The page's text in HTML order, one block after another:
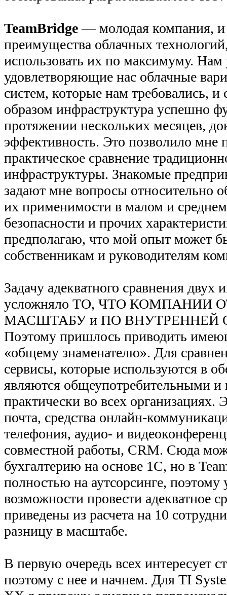
TeamBridge— молодая компания, и
преимущества облачных
использовать их по максимуму. Нам
удовлетворяющие нас облачные
систем, которые нам требовались, и
образом инфраструктура успешно
протяжении нескольких месяцев,
эффективность. Это позволило мне
практическое сравнение
инфраструктуры. Знакомые
задают мне вопросы относительно
их применимости в малом и
безопасности и прочих
предполагаю, что мой опыт может
собственникам и руководителям
Задачу адекватного сравнения двух
усложняло ТО, ЧТО КОМПАНИИ
МАСШТАБУ и ПО ВНУТРЕННЕЙ
Поэтому пришлось приводить
«общему знаменателю». Для
сервисы, которые используются в
являются общеупотребительными
практически во всех организациях.
почта, средства онлайн-
телефония, аудио- и
совместной работы, CRM. Сюда
бухгалтерию на основе 1C, но в
полностью на аутсорсинге, поэтому
возможности провести адекватное
приведены из расчета на 10
разницу в масштабе.
В первую очередь всех интересует
поэтому с нее и начнем. Для TI